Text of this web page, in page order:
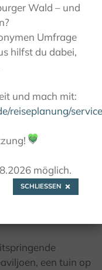
VÖRDEN"
een tuin op
Wald – und
Umfrage
hilfst du dabei,
und mach mit:
reiseplanung/
💚
möglich.
SCHLIESSEN